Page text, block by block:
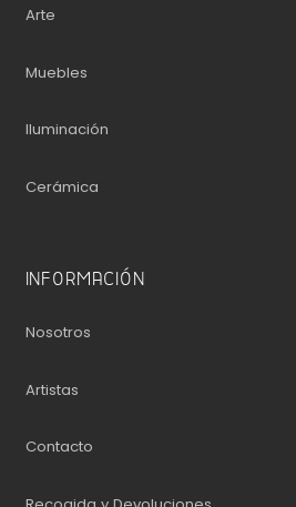
Arte
Muebles
Iluminación
Cerámica
INFORMACIÓN
Nosotros
Artistas
Contacto